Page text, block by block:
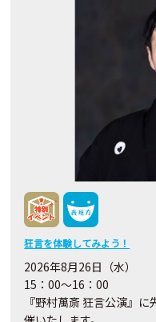
狂言を体験してみよう！
2026年8月26日（水）
15：00～16：00
『野村萬斎 狂言公演』